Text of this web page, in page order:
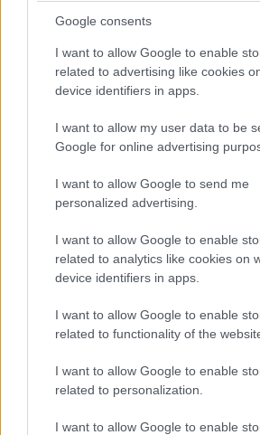
Google consents
I want to allow Google to enable
related to advertising like cookies
device identifiers in apps.
I want to allow my user data to be
Google for online advertising
I want to allow Google to send me
personalized advertising.
I want to allow Google to enable
related to analytics like cookies on
device identifiers in apps.
I want to allow Google to enable
related to functionality of the
I want to allow Google to enable
related to personalization.
I want to allow Google to enable
Quadrelle, opposizione critica
dopo 75 giorni
Paolo Mariani · 9 Ago 2026
70° anniversario della tragedia di
Andrea Innocenti · 9 Ago 2026